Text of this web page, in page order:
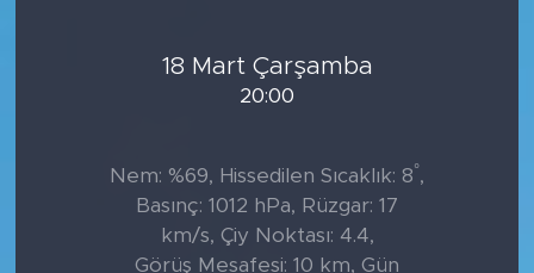
18 Mart Çarşamba
20:00
Nem: %69, Hissedilen Sıcaklık: 8°,
Basınç: 1012 hPa, Rüzgar: 17
km/s, Çiy Noktası: 4.4,
Görüş Mesafesi: 10 km, Gün